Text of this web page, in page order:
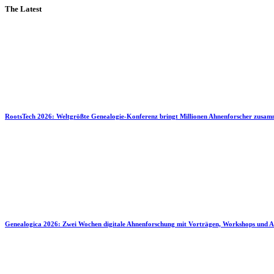
The Latest
RootsTech 2026: Weltgrößte Genealogie-Konferenz bringt Millionen Ahnenforscher
Genealogica 2026: Zwei Wochen digitale Ahnenforschung mit Vorträgen, Workshops und